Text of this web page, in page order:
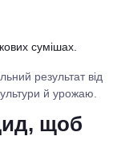
сумішах.
результат від
й урожаю.
щоб